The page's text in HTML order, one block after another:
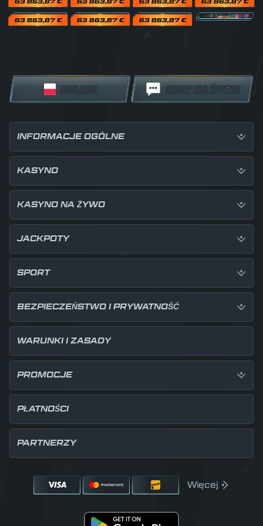
63 863,87 € 63 863,87 € 63 863,87 €
POLSKI CZAT NA ŻYWO
INFORMACJE OGÓLNE
KASYNO
KASYNO NA ŻYWO
JACKPOTY
SPORT
BEZPIECZEŃSTWO I PRYWATNOŚĆ
WARUNKI I ZASADY
PROMOCJE
PŁATNOŚCI
PARTNERZY
Więcej